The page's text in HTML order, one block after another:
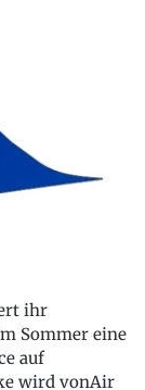
ihr
Sommer eine
auf
wird vonAir